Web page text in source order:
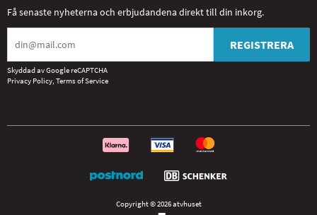
Få senaste nyheterna och erbjudandena direkt till din inkorg.
REGISTRERA
Skyddad av Google reCAPTCHA
Privacy Policy, Terms of Service
Copyright © 2026 atvhuset